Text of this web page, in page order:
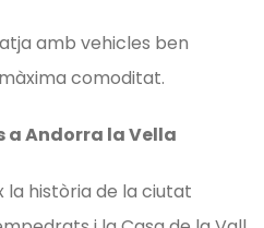
amb vehicles ben
comoditat.
Andorra la Vella
la història de la ciutat